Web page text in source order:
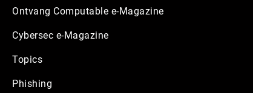
Ontvang Computable e-Magazine
Cybersec e-Magazine
Topics
Phishing